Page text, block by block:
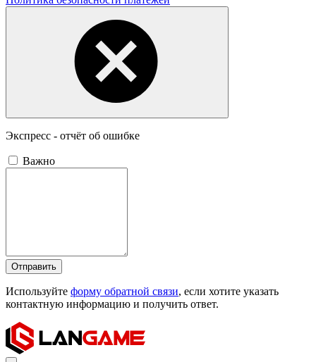
Экспресс - отчёт об ошибке
Важно
Отправить
Используйте форму обратной связи, если хотите указать
контактную информацию и получить ответ.